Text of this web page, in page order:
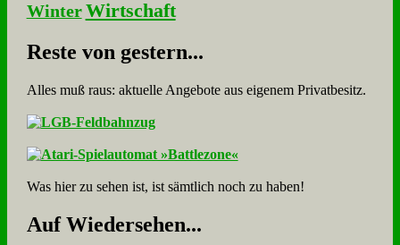
Winter Wirtschaft
Re­ste von ge­stern...
Alles muß raus: aktuelle An­ge­bo­te aus eigenem Privatbesitz.
Was hier zu sehen ist, ist sämt­lich noch zu haben!
Auf Wie­der­se­hen...